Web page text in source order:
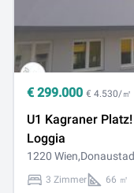
€ 299.000 € 4.530/㎡
U1 Kagraner
Loggia
1220
3 Zimmer 66 ㎡